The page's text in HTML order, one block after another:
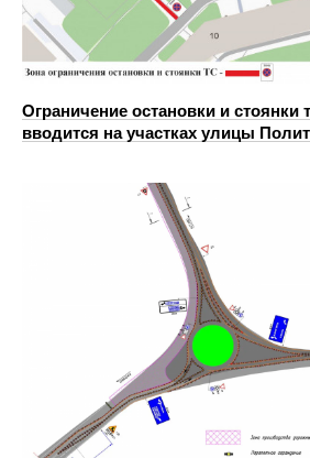
Ограничение остановки и стоянки
вводится на участках улицы